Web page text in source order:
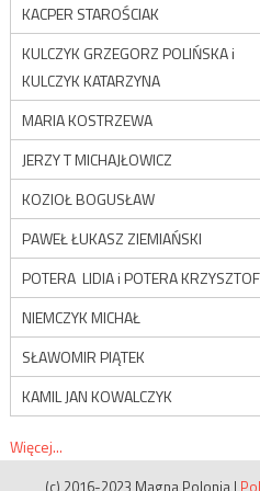
KACPER STAROŚCIAK
KULCZYK GRZEGORZ POLIŃSKA i
KULCZYK KATARZYNA
MARIA KOSTRZEWA
JERZY T MICHAJŁOWICZ
KOZIOŁ BOGUSŁAW
PAWEŁ ŁUKASZ ZIEMIAŃSKI
POTERA LIDIA i POTERA KRZYSZTOF
NIEMCZYK MICHAŁ
SŁAWOMIR PIĄTEK
KAMIL JAN KOWALCZYK
Więcej...